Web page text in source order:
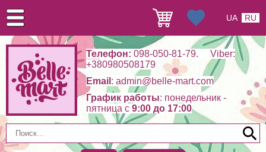
Телефон: 098-050-81-79. Viber:
+380980508179
Email : admin@belle-mart.com
График работы: понедельник -
пятница c 9:00 до 17:00
UA RU